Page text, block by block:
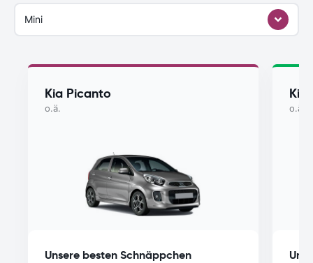
Mini
Kia Picanto
o.ä.
Unsere besten Schnäppchen
Kia
o.ä.